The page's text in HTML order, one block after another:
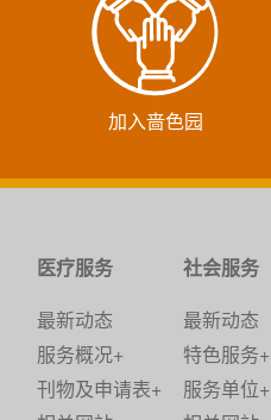
加入啬色园
医疗服务
最新动态
服务概况+
刊物及申请表+
社会服务
最新动态
特色服务+
服务单位+